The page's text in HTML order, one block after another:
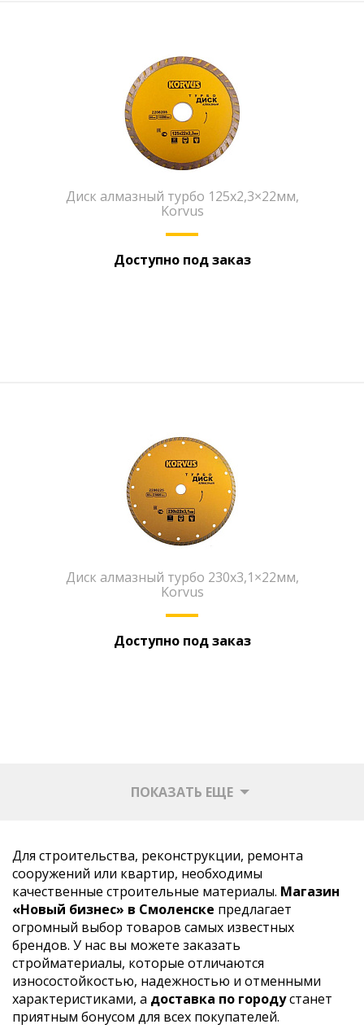
Диск алмазный турбо 125х2,3×22мм,
Korvus
Доступно под заказ
Диск алмазный турбо 230х3,1×22мм,
Korvus
Доступно под заказ
ПОКАЗАТЬ ЕЩЕ
Для строительства, реконструкции, ремонта
сооружений или квартир, необходимы
качественные строительные материалы. Магазин
«Новый бизнес» в Смоленске предлагает
огромный выбор товаров самых известных
брендов. У нас вы можете заказать
стройматериалы, которые отличаются
износостойкостью, надежностью и отменными
характеристиками, а доставка по городустанет
приятным бонусом для всех покупателей.